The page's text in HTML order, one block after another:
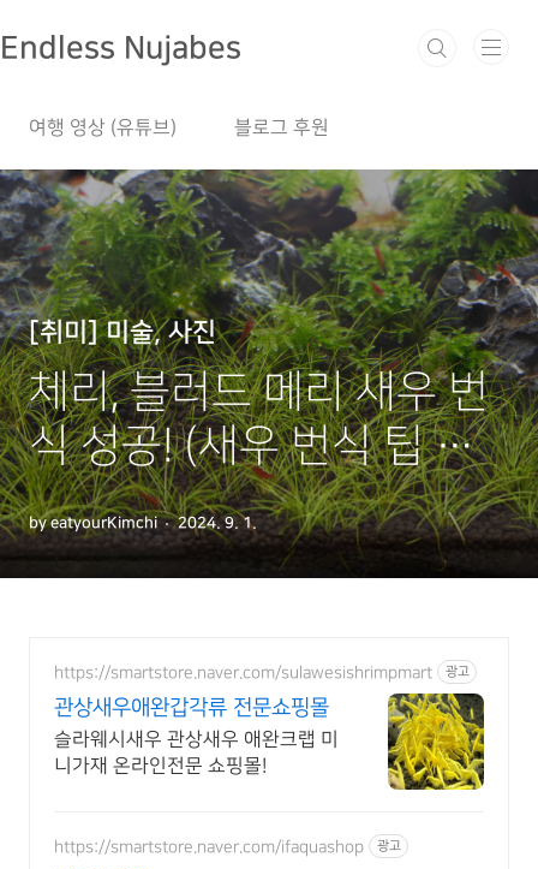
Endless Nujabes
여행 영상 (유튜브) 블로그 후원
[취미] 미술, 사진
체리, 블러드 메리 새우 번
식 성공! (새우 번식 팁 공
유)
by eatyourKimchi 2024. 9. 1.
https://smartstore.naver.com/sulawesishrimpmart 광고
관상새우애완갑각류 전문쇼핑몰
슬라웨시새우 관상새우 애완크랩 미
니가재 온라인전문 쇼핑몰!
https://smartstore.naver.com/ifaquashop 광고